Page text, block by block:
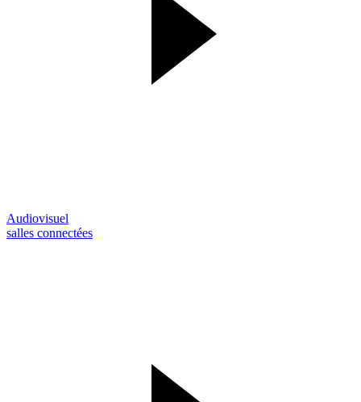
Audiovisuel
salles connectées